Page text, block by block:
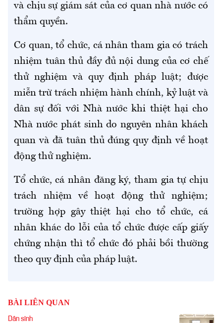
và chịu sự giám sát của cơ quan nhà nước có
thẩm quyền.
Cơ quan, tổ chức, cá nhân tham gia có trách
nhiệm tuân thủ đầy đủ nội dung của cơ chế
thử nghiệm và quy định pháp luật; được
miễn trừ trách nhiệm hành chính, kỷ luật và
dân sự đối với Nhà nước khi thiệt hại cho
Nhà nước phát sinh do nguyên nhân khách
quan và đã tuân thủ đúng quy định về hoạt
động thử nghiệm.
Tổ chức, cá nhân đăng ký, tham gia tự chịu
trách nhiệm về hoạt động thử nghiệm;
trường hợp gây thiệt hại cho tổ chức, cá
nhân khác do lỗi của tổ chức được cấp giấy
chứng nhận thì tổ chức đó phải bồi thường
theo quy định của pháp luật.
BÀI LIÊN QUAN
Dân sinh